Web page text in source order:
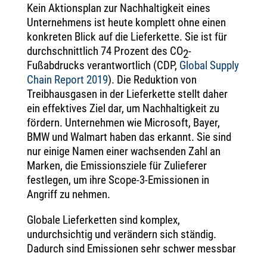
Kein Aktionsplan zur Nachhaltigkeit eines
Unternehmens ist heute komplett ohne einen
konkreten Blick auf die Lieferkette. Sie ist für
durchschnittlich 74 Prozent des CO2-
Fußabdrucks verantwortlich (CDP, Global Supply
Chain Report 2019). Die Reduktion von
Treibhausgasen in der Lieferkette stellt daher
ein effektives Ziel dar, um Nachhaltigkeit zu
fördern. Unternehmen wie Microsoft, Bayer,
BMW und Walmart haben das erkannt. Sie sind
nur einige Namen einer wachsenden Zahl an
Marken, die Emissionsziele für Zulieferer
festlegen, um ihre Scope-3-Emissionen in
Angriff zu nehmen.
Globale Lieferketten sind komplex,
undurchsichtig und verändern sich ständig.
Dadurch sind Emissionen sehr schwer messbar